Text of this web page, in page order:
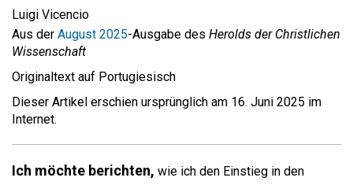
Luigi Vicencio
Aus der August 2025-Ausgabe des Herolds der Christlichen
Wissenschaft
Originaltext auf Portugiesisch
Dieser Artikel erschien ursprünglich am 16. Juni 2025 im
Internet.
Ich möchte berichten, wie ich den Einstieg in den